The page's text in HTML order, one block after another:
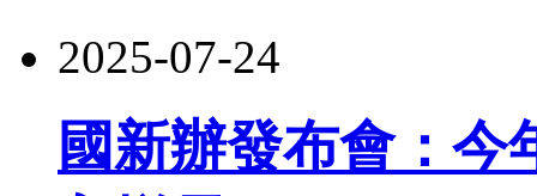
2025-07-24
國新辦發布會：今